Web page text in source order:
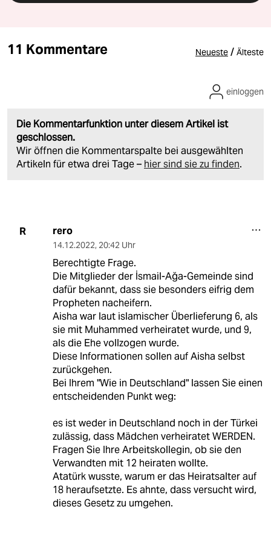
11 Kommentare Neueste / Älteste
Die Kommentarfunktion unter diesem Artikel ist
geschlossen.
Wir öffnen die Kommentarspalte bei ausgewählten
Artikeln für etwa drei Tage – hier sind sie zu finden.
einloggen
R rero
14.12.2022, 20:42 Uhr
Berechtigte Frage.
Die Mitglieder der İsmail-Ağa-Gemeinde sind
dafür bekannt, dass sie besonders eifrig dem
Propheten nacheifern.
Aisha war laut islamischer Überlieferung 6, als
sie mit Muhammed verheiratet wurde, und 9,
als die Ehe vollzogen wurde.
Diese Informationen sollen auf Aisha selbst
zurückgehen.
Bei Ihrem "Wie in Deutschland" lassen Sie einen
entscheidenden Punkt weg:
es ist weder in Deutschland noch in der Türkei
zulässig, dass Mädchen verheiratet WERDEN.
Fragen Sie Ihre Arbeitskollegin, ob sie den
Verwandten mit 12 heiraten wollte.
Atatürk wusste, warum er das Heiratsalter auf
18 heraufsetzte. Es ahnte, dass versucht wird,
dieses Gesetz zu umgehen.